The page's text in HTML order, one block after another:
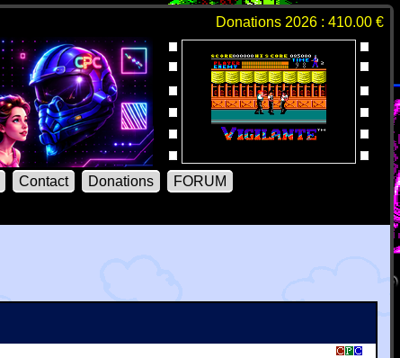
Donations 2026 : 410.00 €
Contact Donations
FORUM